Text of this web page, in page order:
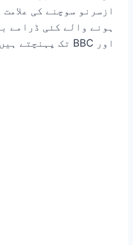
ازسرنو سوچنے کی
ہونے والے کئی ڈرامے
اور BBC تک پہنچتے ہیں۔